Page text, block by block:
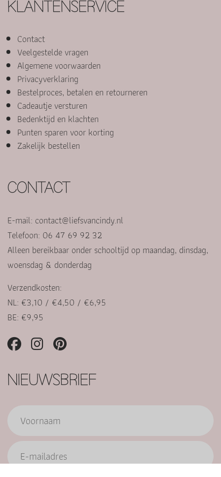
KLANTENSERVICE
Contact
Veelgestelde vragen
Algemene voorwaarden
Privacyverklaring
Bestelproces, betalen en retourneren
Cadeautje versturen
Bedenktijd en klachten
Punten sparen voor korting
Zakelijk bestellen
CONTACT
E-mail: contact@liefsvancindy.nl
Telefoon: 06 47 69 92 32
Alleen bereikbaar onder schooltijd op maandag, dinsdag,
woensdag & donderdag
Verzendkosten:
NL: €3,10 / €4,50 / €6,95
BE: €9,95
NIEUWSBRIEF